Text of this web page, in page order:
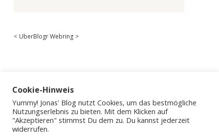
< UberBlogr Webring >
Cookie-Hinweis
Yummy! Jonas' Blog nutzt Cookies, um das bestmögliche
Nutzungserlebnis zu bieten. Mit dem Klicken auf
"Akzeptieren" stimmst Du dem zu. Du kannst jederzeit
widerrufen.